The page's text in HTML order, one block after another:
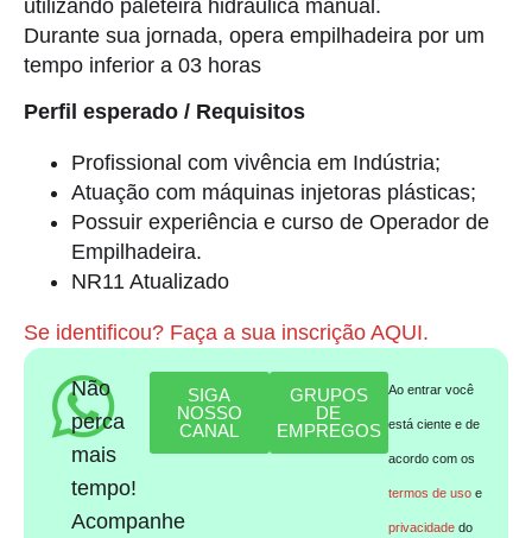
utilizando paleteira hidráulica manual.
Durante sua jornada, opera empilhadeira por um
tempo inferior a 03 horas
Perfil esperado / Requisitos
Profissional com vivência em Indústria;
Atuação com máquinas injetoras plásticas;
Possuir experiência e curso de Operador de
Empilhadeira.
NR11 Atualizado
Se identificou? Faça a sua inscrição AQUI.
Não
perca
mais
tempo!
Acompanhe
SIGA
NOSSO
CANAL
GRUPOS
DE
EMPREGOS
Ao entrar você
está ciente e de
acordo com os
termos de uso e
privacidade do